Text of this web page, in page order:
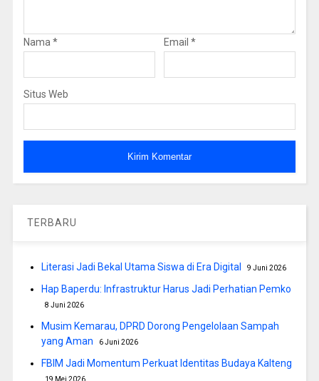
Nama * Email *
Situs Web
TERBARU
Literasi Jadi Bekal Utama Siswa di Era Digital 9 Juni 2026
Hap Baperdu: Infrastruktur Harus Jadi Perhatian Pemko
8 Juni 2026
Musim Kemarau, DPRD Dorong Pengelolaan Sampah
yang Aman
6 Juni 2026
FBIM Jadi Momentum Perkuat Identitas Budaya Kalteng
19 Mei 2026